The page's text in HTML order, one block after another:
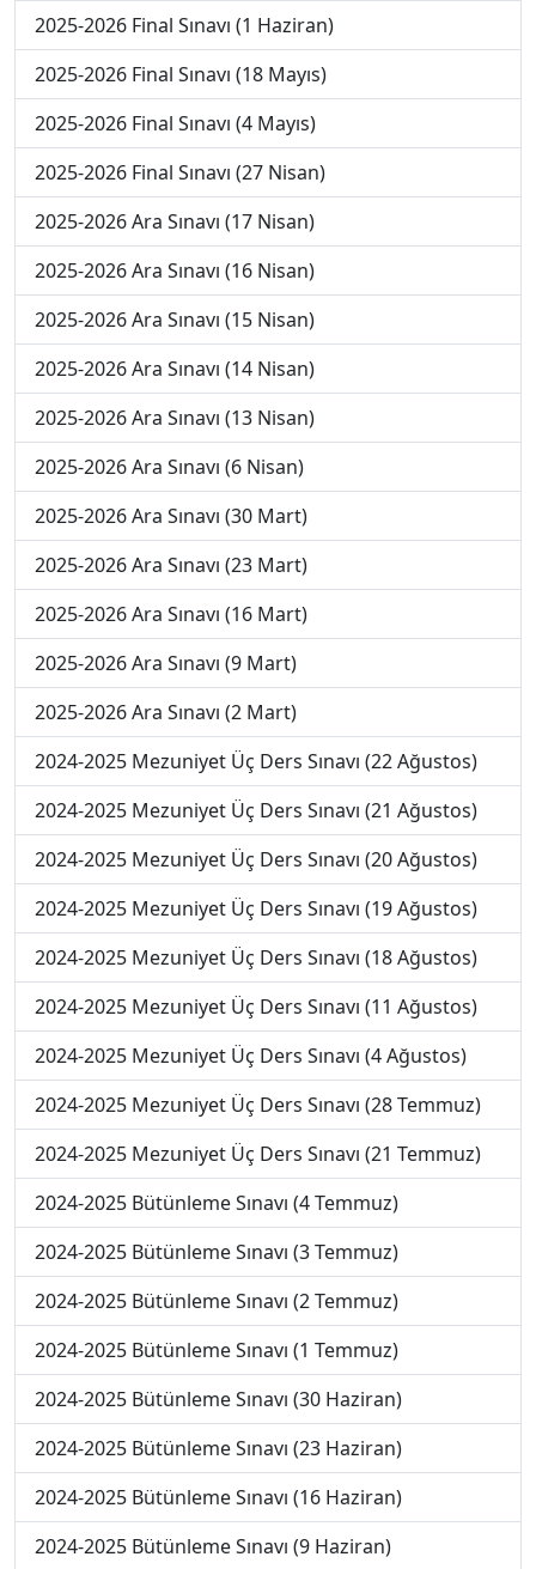
2025-2026 Final Sınavı (1 Haziran)
2025-2026 Final Sınavı (18 Mayıs)
2025-2026 Final Sınavı (4 Mayıs)
2025-2026 Final Sınavı (27 Nisan)
2025-2026 Ara Sınavı (17 Nisan)
2025-2026 Ara Sınavı (16 Nisan)
2025-2026 Ara Sınavı (15 Nisan)
2025-2026 Ara Sınavı (14 Nisan)
2025-2026 Ara Sınavı (13 Nisan)
2025-2026 Ara Sınavı (6 Nisan)
2025-2026 Ara Sınavı (30 Mart)
2025-2026 Ara Sınavı (23 Mart)
2025-2026 Ara Sınavı (16 Mart)
2025-2026 Ara Sınavı (9 Mart)
2025-2026 Ara Sınavı (2 Mart)
2024-2025 Mezuniyet Üç Ders Sınavı (22 Ağustos)
2024-2025 Mezuniyet Üç Ders Sınavı (21 Ağustos)
2024-2025 Mezuniyet Üç Ders Sınavı (20 Ağustos)
2024-2025 Mezuniyet Üç Ders Sınavı (19 Ağustos)
2024-2025 Mezuniyet Üç Ders Sınavı (18 Ağustos)
2024-2025 Mezuniyet Üç Ders Sınavı (11 Ağustos)
2024-2025 Mezuniyet Üç Ders Sınavı (4 Ağustos)
2024-2025 Mezuniyet Üç Ders Sınavı (28 Temmuz)
2024-2025 Mezuniyet Üç Ders Sınavı (21 Temmuz)
2024-2025 Bütünleme Sınavı (4 Temmuz)
2024-2025 Bütünleme Sınavı (3 Temmuz)
2024-2025 Bütünleme Sınavı (2 Temmuz)
2024-2025 Bütünleme Sınavı (1 Temmuz)
2024-2025 Bütünleme Sınavı (30 Haziran)
2024-2025 Bütünleme Sınavı (23 Haziran)
2024-2025 Bütünleme Sınavı (16 Haziran)
2024-2025 Bütünleme Sınavı (9 Haziran)